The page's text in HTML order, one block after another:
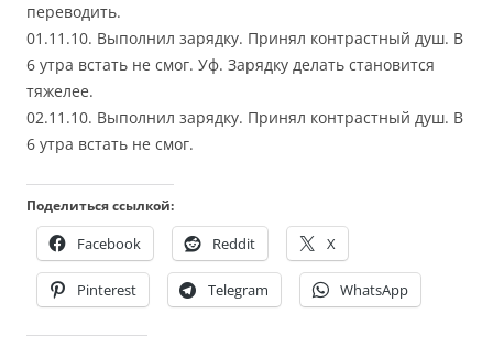
переводить.
01.11.10. Выполнил зарядку. Принял контрастный душ. В
6 утра встать не смог. Уф. Зарядку делать становится
тяжелее.
02.11.10. Выполнил зарядку. Принял контрастный душ. В
6 утра встать не смог.
Поделиться ссылкой:
Facebook Reddit X
Pinterest Telegram WhatsApp